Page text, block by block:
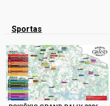
Sportas